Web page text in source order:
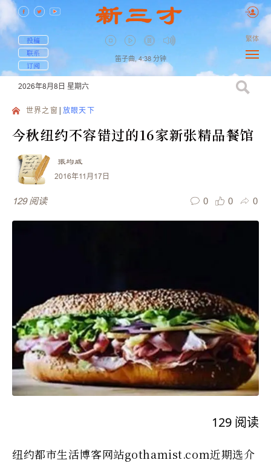
投稿
联系
订阅
笛子曲, 4:38 分钟
繁体
2026年8月8日 星期六
世界之窗 放眼天下
今秋纽约不容错过的16家新张精品餐馆
張均威
2016年11月17日
129 阅读 0 0 0
129 阅读
纽约都市生活博客网站gothamist.com近期选介